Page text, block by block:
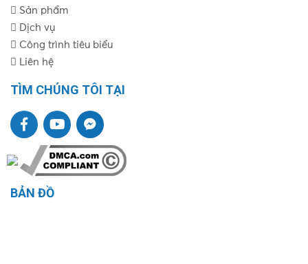
Sản phẩm
Dịch vụ
Công trình tiêu biểu
Liên hệ
TÌM CHÚNG TÔI TẠI
BẢN ĐỒ